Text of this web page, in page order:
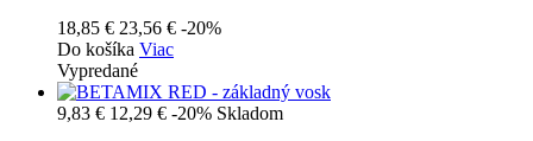
18,85 € 23,56 € -20%
Do košíka Viac
Vypredané
9,83 € 12,29 € -20% Skladom